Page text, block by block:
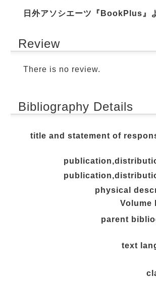
日外アソシエーツ『BookPlus』
Review
There is no review.
Bibliography Details
title and statement of
physical
Volume
parent
text